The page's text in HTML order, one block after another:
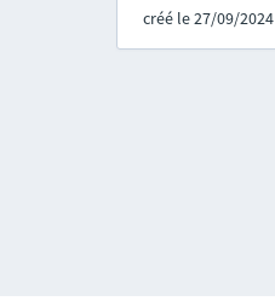
créé le 27/09/2024